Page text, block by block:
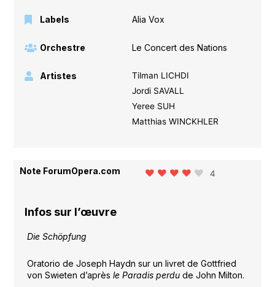
Labels Alia Vox
Orchestre Le Concert des Nations
Artistes
Tilman LICHDI
Jordi SAVALL
Yeree SUH
Matthias WINCKHLER
Note ForumOpera.com 4
Infos sur l’œuvre
Die Schöpfung
Oratorio de Joseph Haydn sur un livret de Gottfried
von Swieten d’après le Paradis perdude John Milton.